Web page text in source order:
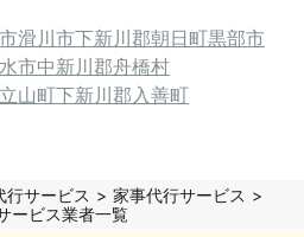
滑川市下新川郡朝日町黒部市
市中新川郡舟橋村
山町下新川郡入善町
行サービス
家事代行サービス
ービス業者一覧